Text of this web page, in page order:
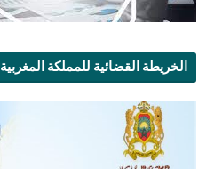
الخريطة القضائية للمملكة المغربية